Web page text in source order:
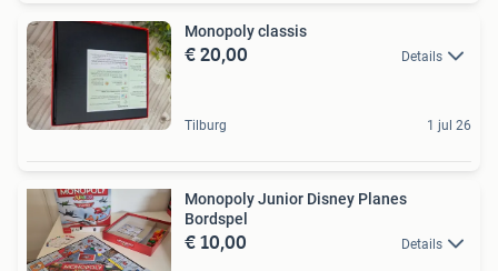
Monopoly classis
€ 20,00 Details
Tilburg 1 jul 26
Monopoly Junior Disney Planes
Bordspel
€ 10,00 Details